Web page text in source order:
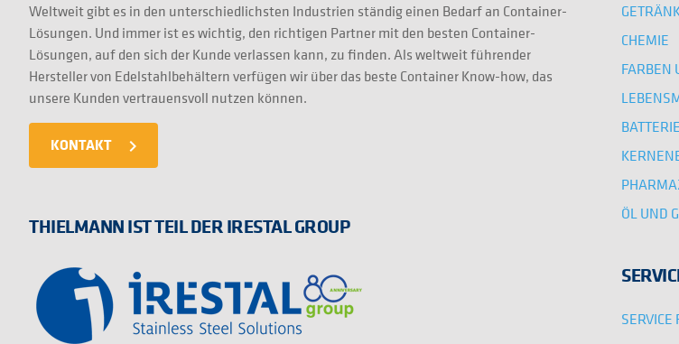
Weltweit gibt es in den unterschiedlichsten Industrien ständig einen Bedarf an Container-
Lösungen. Und immer ist es wichtig, den richtigen Partner mit den besten Container-
Lösungen, auf den sich der Kunde verlassen kann, zu finden. Als weltweit führender
Hersteller von Edelstahlbehältern verfügen wir über das beste Container Know-how, das
unsere Kunden vertrauensvoll nutzen können.
KONTAKT navigate_next
THIELMANN IST TEIL DER IRESTAL GROUP
CHEMIE
FARBEN
BATTERIE
ÖL UND
SERVICE